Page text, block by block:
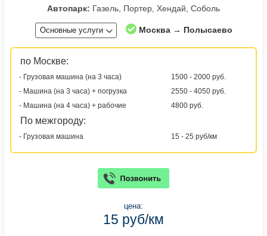
Автопарк: Газель, Портер, Хендай, Соболь
Основные услуги Москва → Полысаево
по Москве:
- Грузовая машина (на 3 часа)
1500 - 2000 руб.
- Машина (на 3 часа) + погрузка
2550 - 4050 руб.
- Машина (на 4 часа) + рабочие
4800 руб.
По межгороду:
- Грузовая машина 15 - 25 руб/км
цена:
15 руб/км